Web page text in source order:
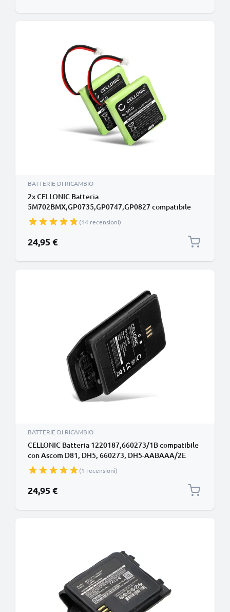
BATTERIE DI RICAMBIO
2x CELLONIC Batteria
5M702BMX,GP0735,GP0747,GP0827 compatibile
con Audioline Slim DECT 500 502 580 582, BT Verve
450, Medion MD82877 MD82772 600mAh Ricambi
per telefono cordless
(14 recensioni)
24,95 €
BATTERIE DI RICAMBIO
CELLONIC Batteria 1220187,660273/1B compatibile
con Ascom D81, DH5, 660273, DH5-AABAAA/2E
Avaya DECT 3740, 3749, 3700 EX Aastra DT413,
DT423, DT433 DeTeWe DT413, DT423 1100mAh
Ricambi per telefono cordless
(1 recensioni)
24,95 €